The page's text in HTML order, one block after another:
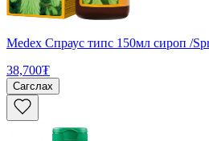
Medex Спраус типс 150мл сироп /
38,700₮
Сагслах